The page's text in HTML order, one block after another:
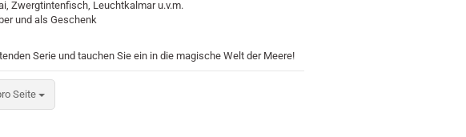
Zwergtintenfisch, Leuchtkalmar u.v.m.
und als Geschenk
Serie und tauchen Sie ein in die magische Welt der Meere!
Seite